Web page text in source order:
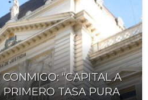
“CAPITAL A
TASA PURA